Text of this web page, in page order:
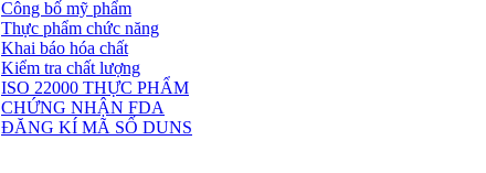
Dịch
vụ
khác
Công bố mỹ phẩm
Thực phẩm chức năng
Khai báo hóa chất
Kiểm tra chất lượng
ISO 22000 THỰC PHẨM
CHỨNG NHẬN FDA
ĐĂNG KÍ MÃ SỐ DUNS